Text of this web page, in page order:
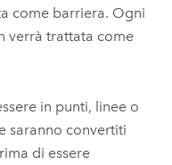
come barriera. Ogni
verrà trattata come
in punti, linee o
saranno convertiti
di essere